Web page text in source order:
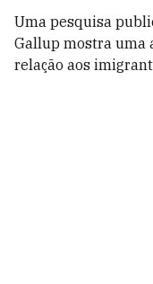
Uma pesquisa
Gallup mostra uma
relação aos